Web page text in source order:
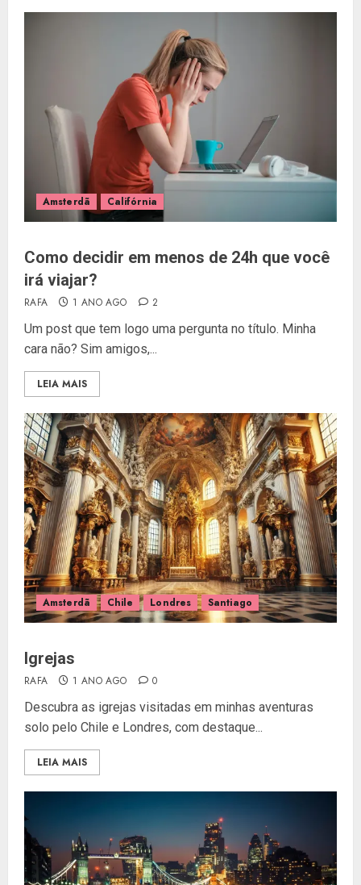
Amsterdã Califórnia
Como decidir em menos de 24h que você
irá viajar?
RAFA 1 ANO AGO 2
Um post que tem logo uma pergunta no título. Minha
cara não? Sim amigos,...
LEIA MAIS
Amsterdã Chile Londres Santiago
Igrejas
RAFA 1 ANO AGO 0
Descubra as igrejas visitadas em minhas aventuras
solo pelo Chile e Londres, com destaque...
LEIA MAIS